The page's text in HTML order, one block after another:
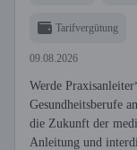
Tarifvergütung
09.08.2026
Werde
Gesundheitsberufe
die Zukunft der
Anleitung und